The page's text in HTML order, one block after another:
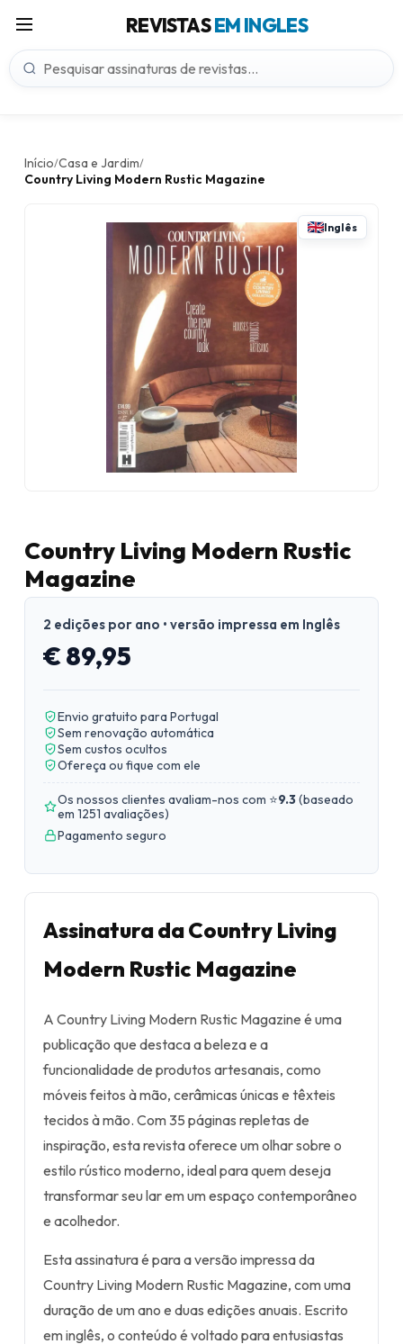
REVISTASEM INGLES
Início/Casa e Jardim/
Country Living Modern Rustic Magazine
Inglês
Country Living Modern Rustic
Magazine
2 edições por ano • versão impressa em Inglês
€ 89,95
Envio gratuito para Portugal
Sem renovação automática
Sem custos ocultos
Ofereça ou fique com ele
Os nossos clientes avaliam-nos com ⭐9.3(baseado
em 1251 avaliações)
Pagamento seguro
Assinatura da Country Living
Modern Rustic Magazine
A Country Living Modern Rustic Magazine é uma
publicação que destaca a beleza e a
funcionalidade de produtos artesanais, como
móveis feitos à mão, cerâmicas únicas e têxteis
tecidos à mão. Com 35 páginas repletas de
inspiração, esta revista oferece um olhar sobre o
estilo rústico moderno, ideal para quem deseja
transformar seu lar em um espaço contemporâneo
e acolhedor.
Esta assinatura é para a versão impressa da
Country Living Modern Rustic Magazine, com uma
duração de um ano e duas edições anuais. Escrito
em inglês, o conteúdo é voltado para entusiastas